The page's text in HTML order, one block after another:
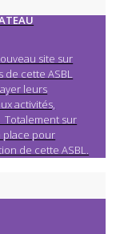
site sur
de cette ASBL
leurs
activités,
Totalement sur
place pour
de cette ASBL.